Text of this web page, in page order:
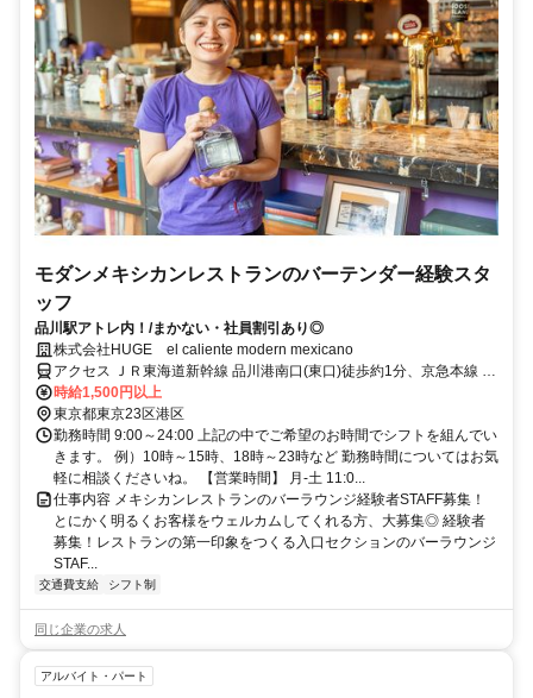
モダンメキシカンレストランのバーテンダー経験スタ
ッフ
品川駅アトレ内！/まかない・社員割引あり◎
株式会社HUGE el caliente modern mexicano
アクセス ＪＲ東海道新幹線 品川港南口(東口)徒歩約1分、京急本線 北
品川徒歩約13分、ＪＲ山手線 高輪ゲートウェイ徒歩約15分
時給1,500円以上
東京都東京23区港区
勤務時間 9:00～24:00 上記の中でご希望のお時間でシフトを組んでい
きます。 例）10時～15時、18時～23時など 勤務時間についてはお気
軽に相談くださいね。 【営業時間】 月-土 11:0...
仕事内容 メキシカンレストランのバーラウンジ経験者STAFF募集！
とにかく明るくお客様をウェルカムしてくれる方、大募集◎ 経験者
募集！レストランの第一印象をつくる入口セクションのバーラウンジ
STAF...
交通費支給 シフト制
同じ企業の求人
アルバイト・パート